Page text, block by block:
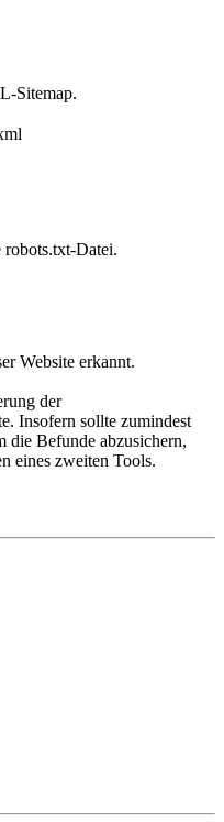
Sitemap.
robots.txt-Datei.
Website erkannt.
der
Insofern sollte zumindest
die Befunde abzusichern,
eines zweiten Tools.